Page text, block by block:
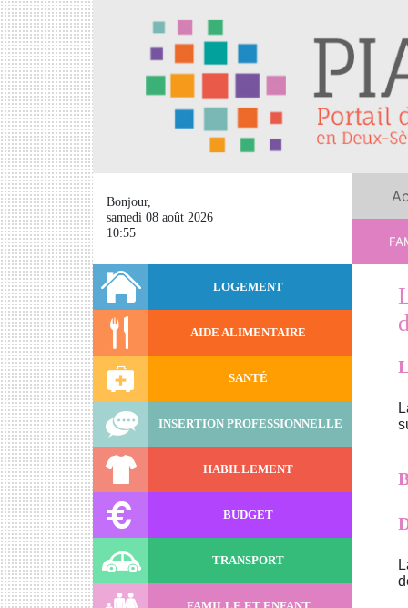
Bonjour,
samedi 08 août 2026
10:55
LOGEMENT
AIDE ALIMENTAIRE
SANTÉ
INSERTION PROFESSIONNELLE
HABILLEMENT
BUDGET
TRANSPORT